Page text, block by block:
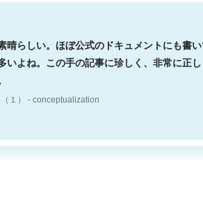
晴らしい。ほぼ公式のドキュメントにも書い
いよね。この手の記事に珍しく、非常に正
１） - conceptualization